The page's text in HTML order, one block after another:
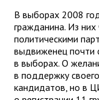
В выборах 2008
гражданина. Из
политическими
выдвиженец почти
в выборах. О
в поддержку
кандидатов, но в